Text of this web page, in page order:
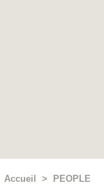
Accueil > PEOPLE